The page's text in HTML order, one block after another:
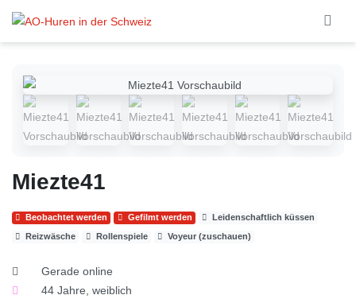
Miezte41
Beobachtet werden Gefilmt werden
Leidenschaftlich küssen
Reizwäsche
Rollenspiele Voyeur (zuschauen)
Gerade online
44 Jahre, weiblich